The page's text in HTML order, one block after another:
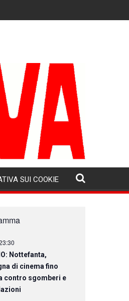
SUI COOKIE
Nottefanta,
di cinema fino
contro sgomberi e